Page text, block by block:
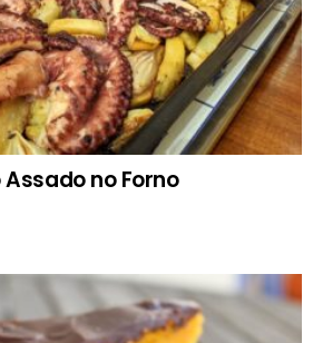
no Forno